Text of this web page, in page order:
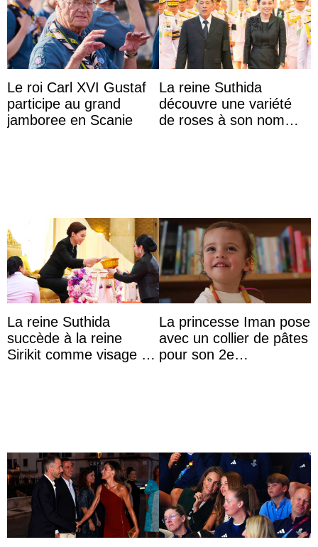
Le roi Carl XVI Gustaf
participe au grand
jamboree en Scanie
La reine Suthida
découvre une variété
de roses à son nom
La reine Suthida
succède à la reine
Sirikit comme visage de
La princesse Iman pose
avec un collier de pâtes
pour son 2e